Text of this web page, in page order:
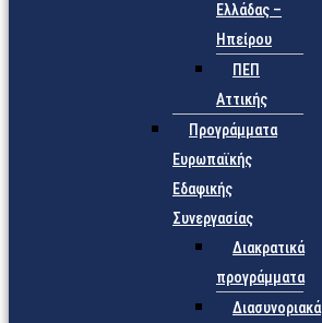
Ελλάδας –
Ηπείρου
ΠΕΠ
Αττικής
Προγράμματα
Ευρωπαϊκής
Εδαφικής
Συνεργασίας
Διακρατικά
προγράμματα
Διασυνοριακά